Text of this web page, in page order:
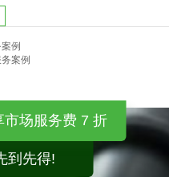
例
案例
市场服务费 7 折
到先得!